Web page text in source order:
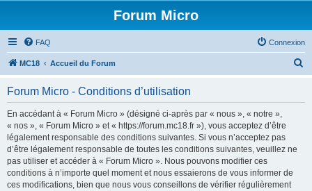
Forum Micro
FAQ Connexion
MC18 Accueil du Forum
Forum Micro - Conditions d’utilisation
En accédant à « Forum Micro » (désigné ci-après par « nous », « notre »,
« nos », « Forum Micro » et « https://forum.mc18.fr »), vous acceptez d’être
légalement responsable des conditions suivantes. Si vous n’acceptez pas
d’être légalement responsable de toutes les conditions suivantes, veuillez ne
pas utiliser et accéder à « Forum Micro ». Nous pouvons modifier ces
conditions à n’importe quel moment et nous essaierons de vous informer de
ces modifications, bien que nous vous conseillons de vérifier régulièrement